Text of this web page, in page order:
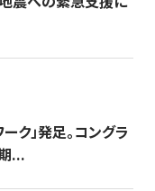
ク」発足。コングラ
...